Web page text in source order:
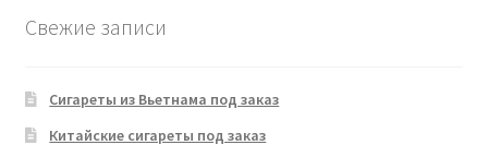
Свежие записи
Сигареты из Вьетнама под заказ
Китайские сигареты под заказ